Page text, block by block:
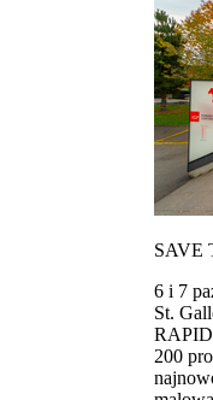
SAVE
6 i 7
St.
200